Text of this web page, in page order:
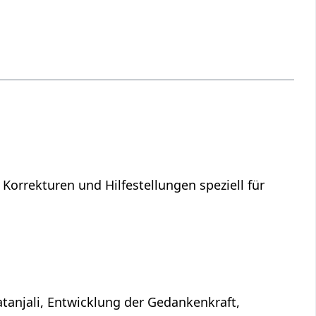
und Hilfestellungen speziell für
Entwicklung der Gedankenkraft,